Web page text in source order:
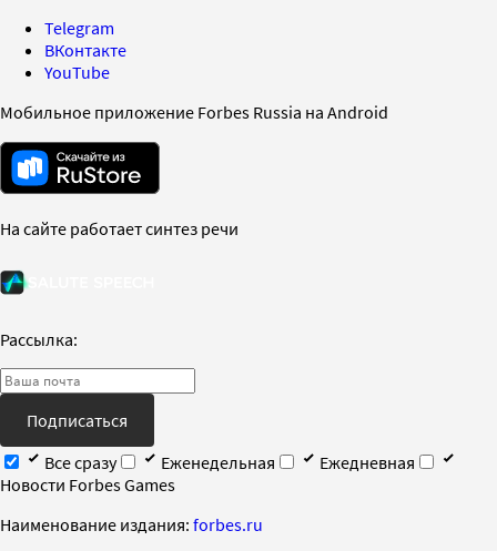
Telegram
ВКонтакте
YouTube
Мобильное приложение Forbes Russia на Android
На сайте работает синтез речи
Рассылка:
Подписаться
Все сразу
Еженедельная
Ежедневная
Новости Forbes Games
Наименование издания: forbes.ru